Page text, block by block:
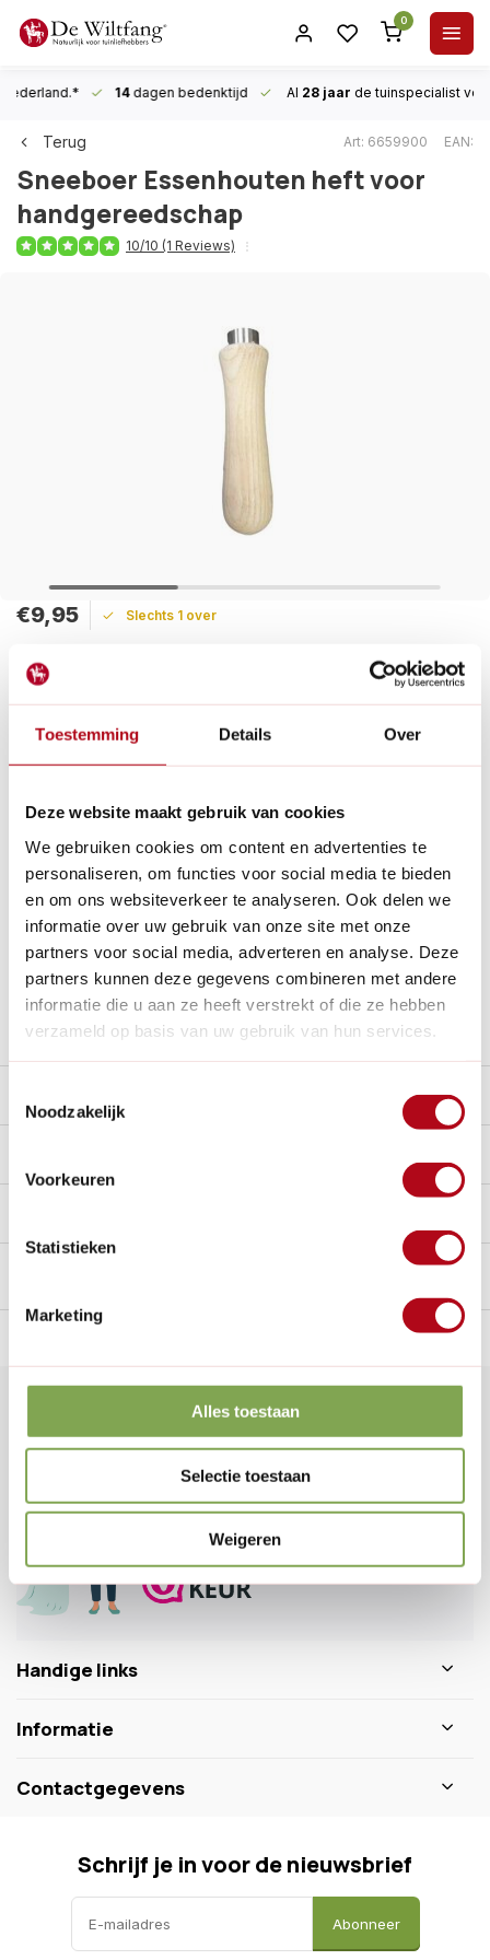
Toestemming Details Over
Deze website maakt gebruik van cookies
We gebruiken cookies om content en advertenties te
personaliseren, om functies voor social media te bieden
en om ons websiteverkeer te analyseren. Ook delen we
informatie over uw gebruik van onze site met onze
partners voor social media, adverteren en analyse. Deze
partners kunnen deze gegevens combineren met andere
informatie die u aan ze heeft verstrekt of die ze hebben
verzameld op basis van uw gebruik van hun services.
Noodzakelijk
Voorkeuren
Statistieken
Marketing
Alles toestaan
Selectie toestaan
Weigeren
0
14dagen bedenktijd Al 28 jaar de tuinspecialist
Terug Art: 6659900 EAN:
Sneeboer Essenhouten heft voor
handgereedschap
10/10 (1 Reviews)
€9,95 Slechts 1 over
Maak een keuze:
Lees meer
Betaal achteraf met Riverty.
Gratis verzendenvanaf € 60 in België en Nederland.*
14dagen bedenktijd
Al28 jaarde tuinspecialist voor tuinliefhebbers
Nieuw:Haal je bestelling in Wilnis bij ons op!
Stel een vraag over dit product
de tuinspecialist
Klantenservice nu geopend
Veelgestelde vragen
0346 218 111
info@dewiltfang.nl
+31 640511932
Handige links
Informatie
Contactgegevens
Schrijf je in voor de nieuwsbrief
Abonneer